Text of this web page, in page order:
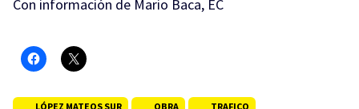
Con información de Mario Baca, EC
LÓPEZ MATEOS SUR OBRA TRAFICO